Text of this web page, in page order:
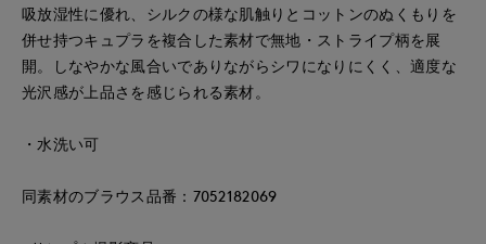
吸放湿性に優れ、シルクの様な肌触りとコットンのぬくもりを
併せ持つキュプラを複合した素材で無地・ストライプ柄を展
開。しなやかな風合いでありながらシワになりにくく、適度な
光沢感が上品さを感じられる素材。
・水洗い可
同素材のブラウス品番：7052182069